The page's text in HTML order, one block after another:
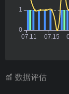
数据评估